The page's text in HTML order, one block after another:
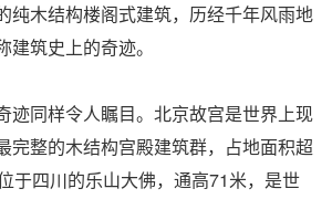
纯木结构楼阁式建筑，历经千年风雨地
筑史上的奇迹。
迹同样令人瞩目。北京故宫是世界上现
完整的木结构宫殿建筑群，占地面积超
于四川的乐山大佛，通高71米，是世